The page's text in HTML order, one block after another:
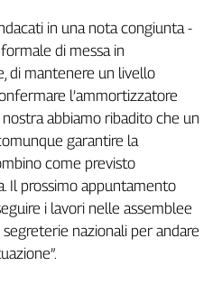
in una nota congiunta -
di messa in
di mantenere un livello
l’ammortizzatore
abbiamo ribadito che un
garantire la
come previsto
Il prossimo appuntamento
i lavori nelle assemblee
nazionali per andare